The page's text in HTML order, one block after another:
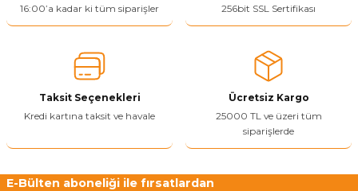
Ürün resmi kalitesiz, bozuk veya görüntülenemiyor.
Ürün bilgilerinde hatalar bulunuyor.
Ürün fiyatı diğer sitelerden daha pahalı.
Bu ürüne benzer farklı alternatifler olmalı.
16:00’a kadar ki tüm siparişler
256bit SSL Sertifikası
Taksit Seçenekleri
Kredi kartına taksit ve havale
Ücretsiz Kargo
25000 TL ve üzeri tüm
siparişlerde
E-Bülten aboneliği ile fırsatlardan